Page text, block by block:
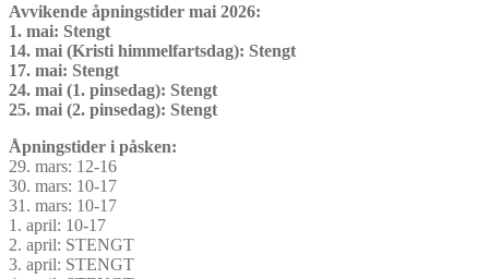
Avvikende åpningstider mai 2026:
1. mai: Stengt
14. mai (Kristi himmelfartsdag): Stengt
17. mai: Stengt
24. mai (1. pinsedag): Stengt
25. mai (2. pinsedag): Stengt
Åpningstider i påsken:
29. mars: 12-16
30. mars: 10-17
31. mars: 10-17
1. april: 10-17
2. april: STENGT
3. april: STENGT